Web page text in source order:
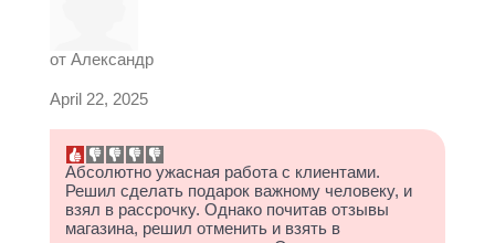
от Александр
April 22, 2025
Абсолютно ужасная работа с клиентами.
Решил сделать подарок важному человеку, и
взял в рассрочку. Однако почитав отзывы
магазина, решил отменить и взять в